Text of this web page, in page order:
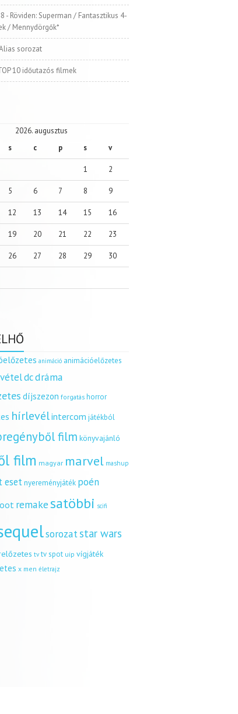
- Röviden: Superman / Fantasztikus 4-
/ Mennydörgők*
sorozat
10 időutazós filmek
2026. augusztus
s c p s v
1 2
5 6 7 8 9
12 13 14 15 16
19 20 21 22 23
26 27 28 29 30
animáció animációelőzetes
dcdráma
díjszezon forgatás horror
hírlevélintercom játékból
film könyvajánló
film magyar marvel mashup
esetnyereményjáték poén
remakesatöbbi scifi
sorozatstar wars
tv tv spot uip vígjáték
x men életrajz